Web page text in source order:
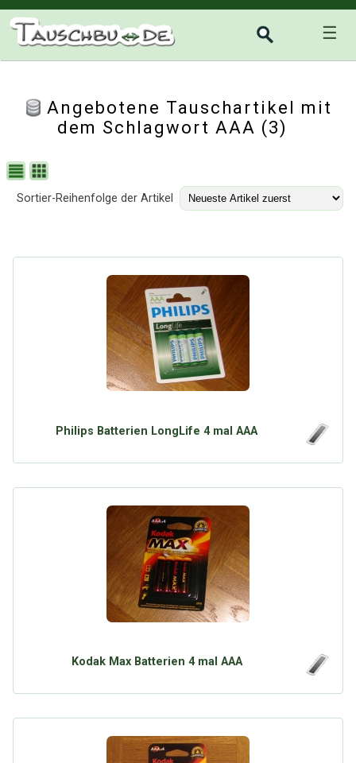
☰
Angebotene Tauschartikel mit
dem Schlagwort AAA (3)
Sortier-Reihenfolge der Artikel
Philips Batterien LongLife 4 mal AAA
Kodak Max Batterien 4 mal AAA